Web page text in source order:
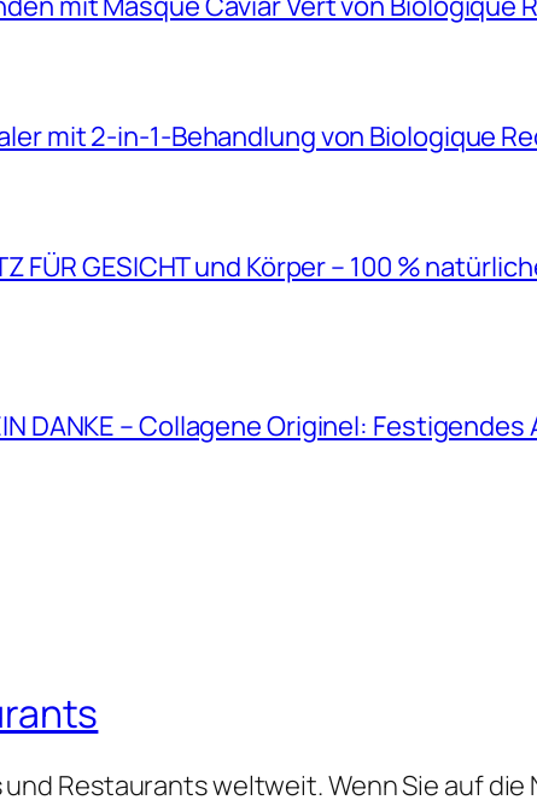
mit 2-in-1-Behandlung von Biologique
FÜR GESICHT und Körper – 100 %
DANKE – Collagene Originel:
Restaurants weltweit. Wenn Sie auf die